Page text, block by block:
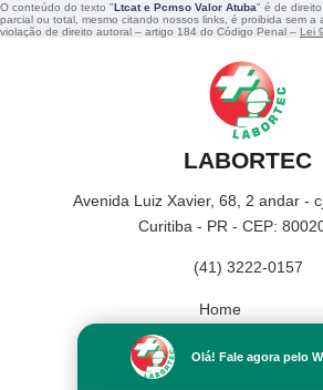
O conteúdo do texto "Ltcat e Pcmso Valor Atuba" é de
parcial ou total, mesmo citando nossos links, é proibida sem a
violação de direito autoral – artigo 184 do Código Penal – Lei
LABORTEC
Avenida Luiz Xavier, 68, 2 andar -
Curitiba - PR - CEP:
(41) 3222-0157
Home
Missão
Olá! Fale agora pelo